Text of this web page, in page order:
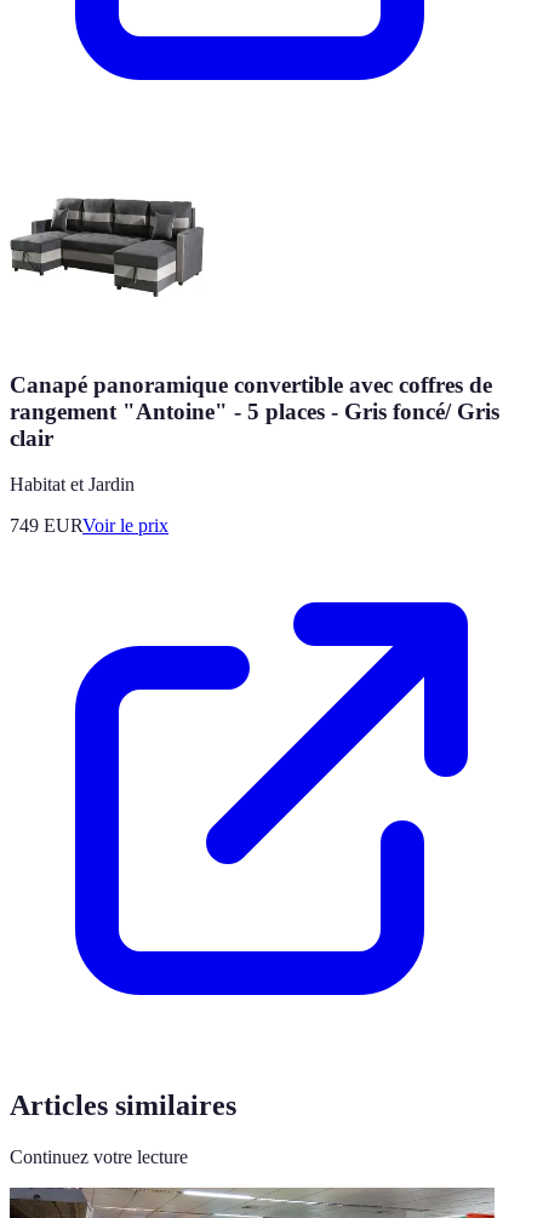
Canapé panoramique convertible avec coffres de
rangement "Antoine" - 5 places - Gris foncé/ Gris
clair
Habitat et Jardin
749 EURVoir le prix
Articles similaires
Continuez votre lecture